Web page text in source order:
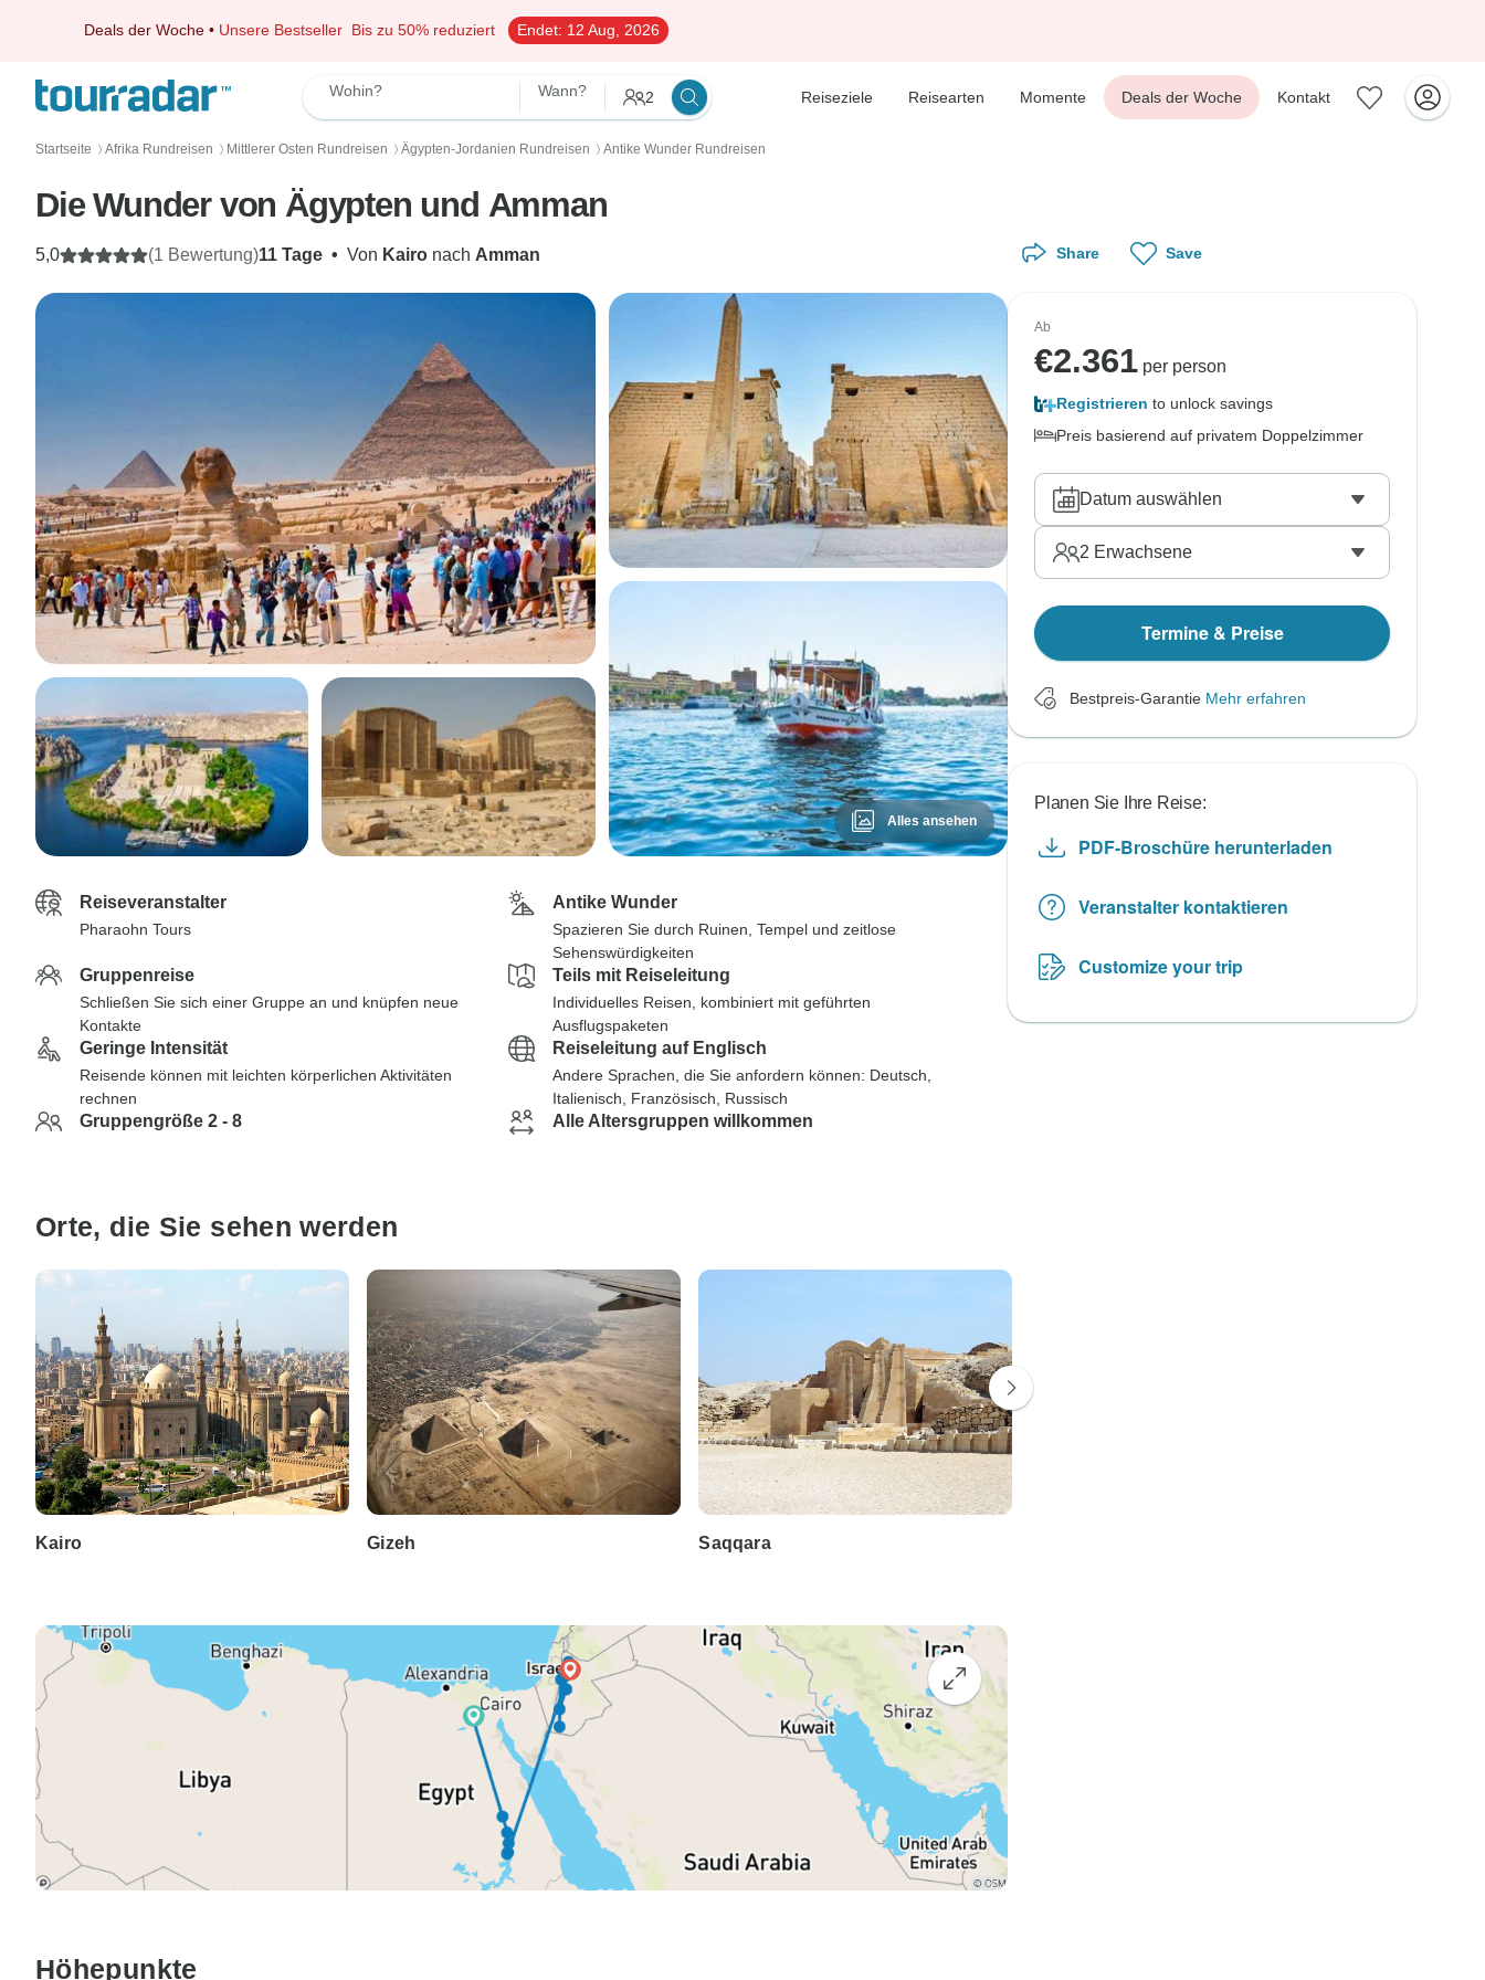
Deals der Woche • Unsere Bestseller Bis zu 50% reduziert Endet: 12 Aug, 2026
Wohin? Wann? 2 Reiseziele Reisearten Momente Deals der Woche Kontakt
Startseite 〉 Afrika Rundreisen 〉 Mittlerer Osten Rundreisen 〉 Ägypten-Jordanien Rundreisen 〉 Antike Wunder Rundreisen
Die Wunder von Ägypten und Amman
11 Tage • Von Kairo nach Amman
5,0 (1 Bewertung)
Alles ansehen
Reiseveranstalter
Pharaohn Tours
Antike Wunder
Spazieren Sie durch Ruinen, Tempel und zeitlose
Sehenswürdigkeiten
Gruppenreise
Schließen Sie sich einer Gruppe an und knüpfen neue
Kontakte
Teils mit Reiseleitung
Individuelles Reisen, kombiniert mit geführten
Ausflugspaketen
Geringe Intensität
Reisende können mit leichten körperlichen Aktivitäten
rechnen
Reiseleitung auf Englisch
Andere Sprachen, die Sie anfordern können: Deutsch,
Italienisch, Französisch, Russisch
Gruppengröße 2 - 8 Alle Altersgruppen willkommen
Orte, die Sie sehen werden
Kairo Gizeh Saqqara
Höhepunkte
Share Save
Ab
€2.361 per person
Registrieren to unlock savings
Preis basierend auf privatem Doppelzimmer
Datum auswählen
2 Erwachsene
Termine & Preise
Bestpreis-Garantie Mehr erfahren
Planen Sie Ihre Reise:
PDF-Broschüre herunterladen
Veranstalter kontaktieren
Customize your trip